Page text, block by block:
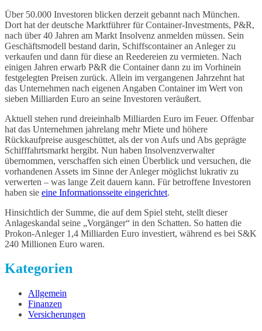
Über 50.000 Investoren blicken derzeit gebannt nach München.
Dort hat der deutsche Marktführer für Container-Investments, P&R,
nach über 40 Jahren am Markt Insolvenz anmelden müssen. Sein
Geschäftsmodell bestand darin, Schiffscontainer an Anleger zu
verkaufen und dann für diese an Reedereien zu vermieten. Nach
einigen Jahren erwarb P&R die Container dann zu im Vorhinein
festgelegten Preisen zurück. Allein im vergangenen Jahrzehnt hat
das Unternehmen nach eigenen Angaben Container im Wert von
sieben Milliarden Euro an seine Investoren veräußert.
Aktuell stehen rund dreieinhalb Milliarden Euro im Feuer. Offenbar
hat das Unternehmen jahrelang mehr Miete und höhere
Rückkaufpreise ausgeschüttet, als der von Aufs und Abs geprägte
Schifffahrtsmarkt hergibt. Nun haben Insolvenzverwalter
übernommen, verschaffen sich einen Überblick und versuchen, die
vorhandenen Assets im Sinne der Anleger möglichst lukrativ zu
verwerten – was lange Zeit dauern kann. Für betroffene Investoren
haben sie eine Informationsseite eingerichtet.
Hinsichtlich der Summe, die auf dem Spiel steht, stellt dieser
Anlageskandal seine „Vorgänger“ in den Schatten. So hatten die
Prokon-Anleger 1,4 Milliarden Euro investiert, während es bei S&K
240 Millionen Euro waren.
Kategorien
Allgemein
Finanzen
Versicherungen